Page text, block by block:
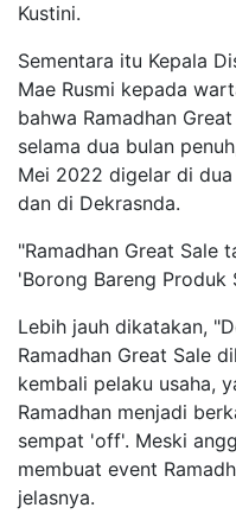
Kustini.
Sementara itu Kepala
Mae Rusmi kepada
bahwa Ramadhan
selama dua bulan
Mei 2022 digelar di
dan di Dekrasnda.
"Ramadhan Great Sale
'Borong Bareng Produk
Lebih jauh dikatakan,
Ramadhan Great Sale
kembali pelaku usaha,
Ramadhan menjadi
sempat 'off'. Meski
membuat event
jelasnya.